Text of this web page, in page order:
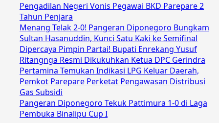
Pengadilan Negeri Vonis Pegawai BKD Parepare 2
Tahun Penjara
Menang Telak 2-0! Pangeran Diponegoro Bungkam
Sultan Hasanuddin, Kunci Satu Kaki ke Semifinal
Dipercaya Pimpin Partai! Bupati Enrekang Yusuf
Ritangnga Resmi Dikukuhkan Ketua DPC Gerindra
Pertamina Temukan Indikasi LPG Keluar Daerah,
Pemkot Parepare Perketat Pengawasan Distribusi
Gas Subsidi
Pangeran Diponegoro Tekuk Pattimura 1-0 di Laga
Pembuka Binalipu Cup I